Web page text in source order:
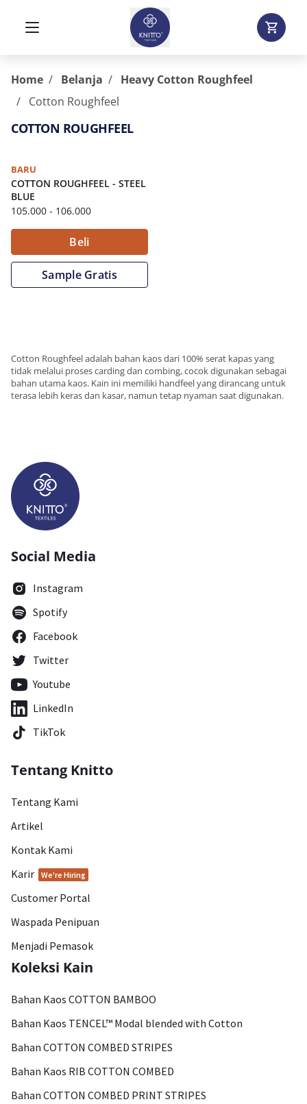
Home Belanja
Heavy Cotton Roughfeel
Cotton Roughfeel
COTTON ROUGHFEEL
BARU
COTTON ROUGHFEEL - STEEL
BLUE
105.000 - 106.000
Beli
Sample Gratis
Cotton Roughfeel adalah bahan kaos dari 100% serat kapas yang
tidak melalui proses carding dan combing, cocok digunakan sebagai
bahan utama kaos. Kain ini memiliki handfeel yang dirancang untuk
terasa lebih keras dan kasar, namun tetap nyaman saat digunakan.
Social Media
Instagram
Spotify
Facebook
Twitter
Youtube
LinkedIn
TikTok
Tentang Knitto
Tentang Kami
Artikel
Kontak Kami
Karir
We're Hiring
Customer Portal
Waspada Penipuan
Menjadi Pemasok
Koleksi Kain
Bahan Kaos COTTON BAMBOO
Bahan Kaos TENCEL™ Modal blended with Cotton
Bahan COTTON COMBED STRIPES
Bahan Kaos RIB COTTON COMBED
Bahan COTTON COMBED PRINT STRIPES